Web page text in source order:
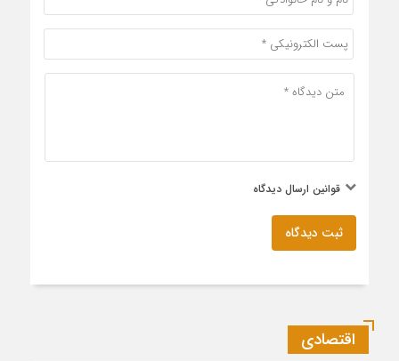
قوانین ارسال دیدگاه
ثبت دیدگاه
اقتصادی